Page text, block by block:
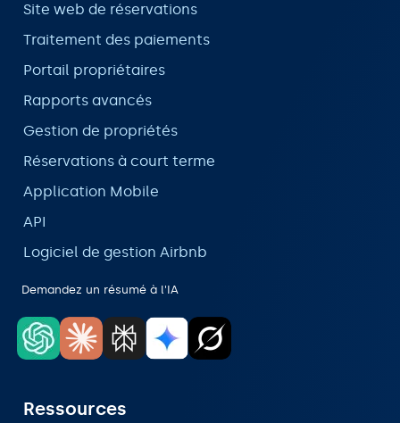
Site web de réservations
Traitement des paiements
Portail propriétaires
Rapports avancés
Gestion de propriétés
Réservations à court terme
Application Mobile
API
Logiciel de gestion Airbnb
Demandez un résumé à l'IA
Ressources